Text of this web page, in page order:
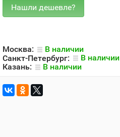
Москва:
В наличии
Санкт-Петербург:
В наличии
Казань:
В наличии